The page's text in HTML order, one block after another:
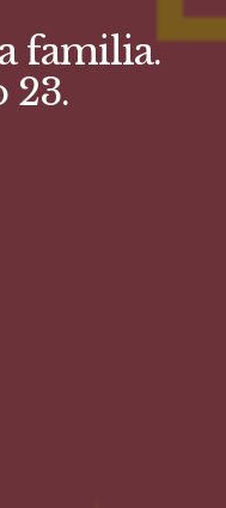
familia.
23.